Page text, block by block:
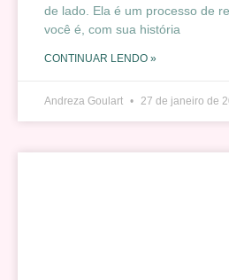
de lado. Ela é um processo de
você é, com sua história
CONTINUAR LENDO »
Andreza Goulart 27 de janeiro de